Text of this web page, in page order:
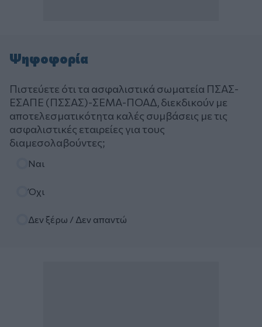
Ψηφοφορία
Πιστεύετε ότι τα ασφαλιστικά σωματεία ΠΣΑΣ-
ΕΣΑΠΕ (ΠΣΣΑΣ)-ΣΕΜΑ-ΠΟΑΔ, διεκδικούν με
αποτελεσματικότητα καλές συμβάσεις με τις
ασφαλιστικές εταιρείες για τους
διαμεσολαβούντες;
Ναι
Όχι
Δεν ξέρω / Δεν απαντώ